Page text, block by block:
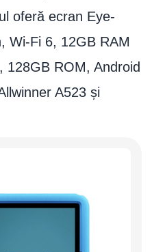
oferă ecran Eye-
Wi-Fi 6, 12GB RAM
128GB ROM, Android
A523 și